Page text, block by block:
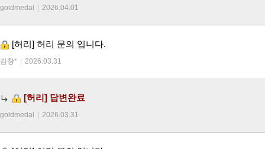
goldmedal 2026.04.01
[허리] 허리 문의 입니다.
김창* 2026.03.31
[허리] 답변완료
goldmedal 2026.03.31